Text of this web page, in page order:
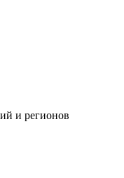
и регионов